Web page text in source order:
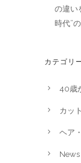
の違い
時代”
カテゴリ
40歳
カット
ヘア
News